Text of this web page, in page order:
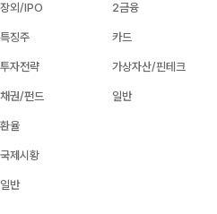
장외/IPO
특징주
투자전략
채권/펀드
환율
국제시황
일반
2금융
카드
가상자산/핀테크
일반